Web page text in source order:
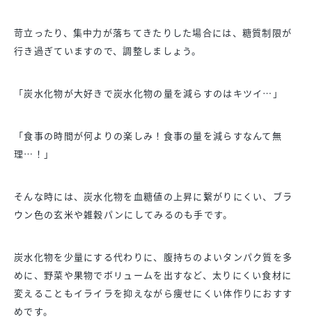
苛立ったり、集中力が落ちてきたりした場合には、糖質制限が
行き過ぎていますので、調整しましょう。
「炭水化物が大好きで炭水化物の量を減らすのはキツイ…」
「食事の時間が何よりの楽しみ！食事の量を減らすなんて無
理…！」
そんな時には、炭水化物を血糖値の上昇に繋がりにくい、ブラ
ウン色の玄米や雑穀パンにしてみるのも手です。
炭水化物を少量にする代わりに、腹持ちのよいタンパク質を多
めに、野菜や果物でボリュームを出すなど、太りにくい食材に
変えることもイライラを抑えながら痩せにくい体作りにおすす
めです。